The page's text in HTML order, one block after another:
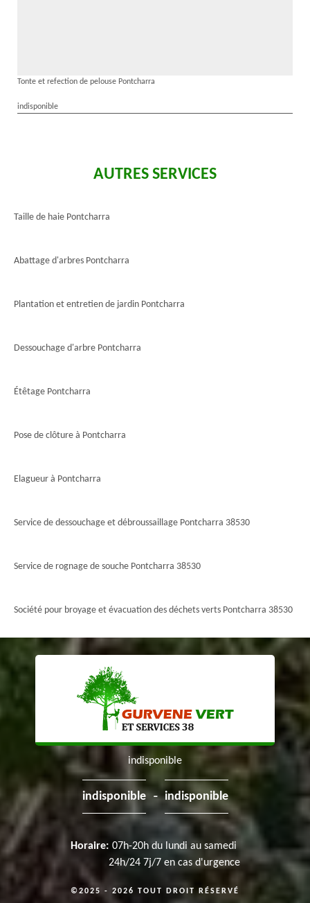
Tonte et refection de pelouse Pontcharra
indisponible
AUTRES SERVICES
Taille de haie Pontcharra
Abattage d'arbres Pontcharra
Plantation et entretien de jardin Pontcharra
Dessouchage d'arbre Pontcharra
Étêtage Pontcharra
Pose de clôture à Pontcharra
Elagueur à Pontcharra
Service de dessouchage et débroussaillage Pontcharra 38530
Service de rognage de souche Pontcharra 38530
Société pour broyage et évacuation des déchets verts Pontcharra 38530
indisponible
indisponible - indisponible
Horaire: 07h-20h du lundi au samedi
24h/24 7j/7 en cas d'urgence
©2025 - 2026 TOUT DROIT RÉSERVÉ